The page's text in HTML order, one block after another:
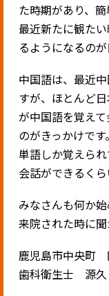
た時期があり、
最近新たに観た
るようになるのが
中国語は、最近
すが、ほとんど
が中国語を覚え
のがきっかけで
単語しか覚えら
会話ができるく
みなさんも何か
来院された時に
鹿児島市中央町
歯科衛生士 源久